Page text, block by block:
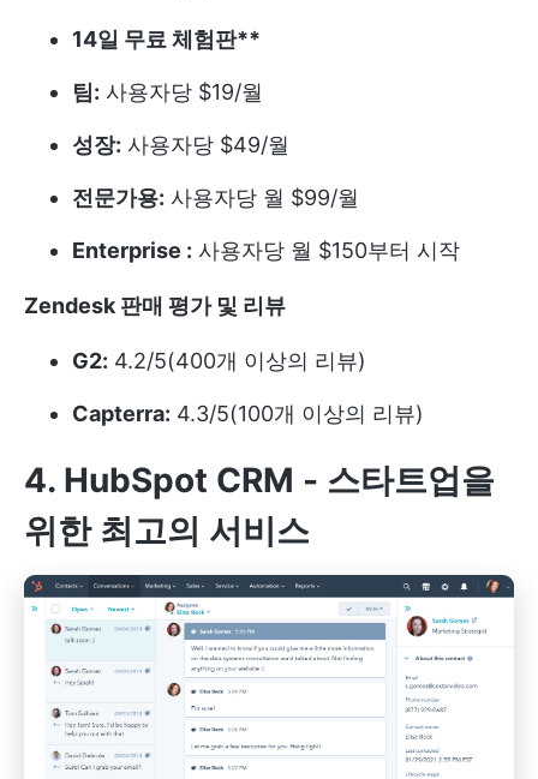
14일 무료 체험판**
팀: 사용자당 $19/월
성장: 사용자당 $49/월
전문가용: 사용자당 월 $99/월
Enterprise : 사용자당 월 $150부터 시작
Zendesk 판매 평가 및 리뷰
G2: 4.2/5(400개 이상의 리뷰)
Capterra: 4.3/5(100개 이상의 리뷰)
4. HubSpot CRM - 스타트업을
위한 최고의 서비스